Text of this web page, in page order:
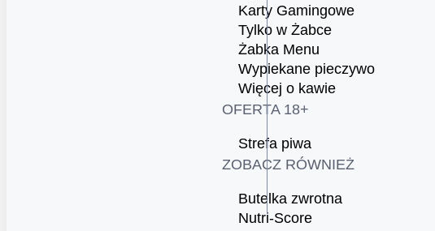
Karty Gamingowe
Tylko w Żabce
Żabka Menu
Wypiekane pieczywo
Więcej o kawie
OFERTA 18+
Strefa piwa
ZOBACZ RÓWNIEŻ
Butelka zwrotna
Nutri-Score